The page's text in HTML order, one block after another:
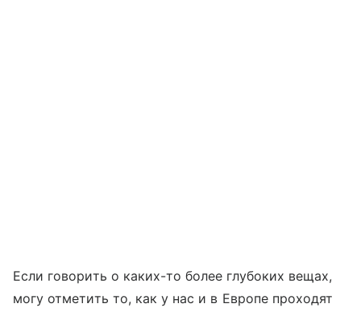
Если говорить о каких-то более глубоких вещах,
могу отметить то, как у нас и в Европе проходят